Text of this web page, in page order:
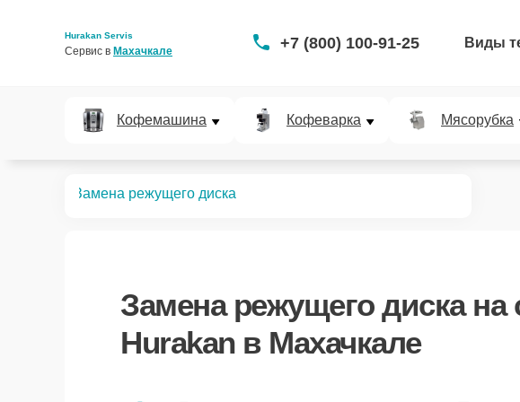
Hurakan Servis
Сервис в Махачкале +7 (800) 100-91-25 Виды
Кофемашина Кофеварка Мясорубка
Замена режущего диска
Замена режущего дискана
Hurakan в Махачкале